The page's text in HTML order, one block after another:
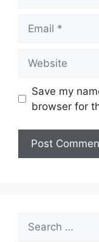
Save my
browser for
Search
for: